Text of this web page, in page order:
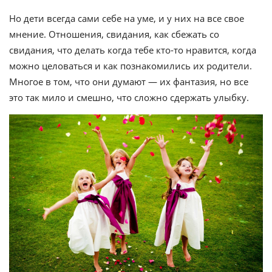
Но дети всегда сами себе на уме, и у них на все свое
мнение. Отношения, свидания, как сбежать со
свидания, что делать когда тебе кто-то нравится, когда
можно целоваться и как познакомились их родители.
Многое в том, что они думают — их фантазия, но все
это так мило и смешно, что сложно сдержать улыбку.